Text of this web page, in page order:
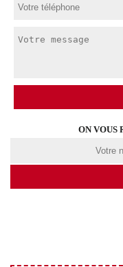
ON VOUS